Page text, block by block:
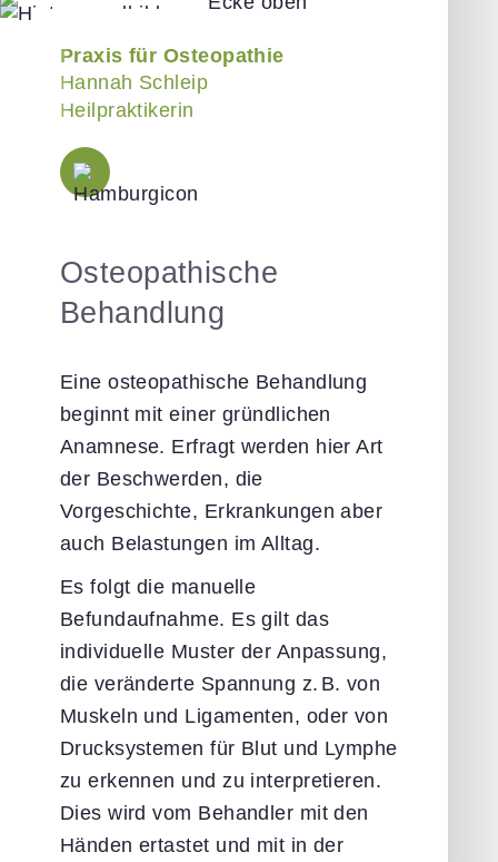
Praxis für Osteopathie
Hannah Schleip
Heilpraktikerin
Osteopathische
Behandlung
Eine osteopathische Behandlung
beginnt mit einer gründlichen
Anamnese. Erfragt werden hier Art
der Beschwerden, die
Vorgeschichte, Erkrankungen aber
auch Belastungen im Alltag.
Es folgt die manuelle
Befundaufnahme. Es gilt das
individuelle Muster der Anpassung,
die veränderte Spannung z. B. von
Muskeln und Ligamenten, oder von
Drucksystemen für Blut und Lymphe
zu erkennen und zu interpretieren.
Dies wird vom Behandler mit den
Händen ertastet und mit in der